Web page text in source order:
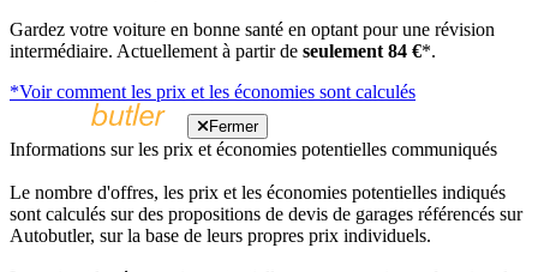
Gardez votre voiture en bonne santé en optant pour une révision
intermédiaire. Actuellement à partir de seulement 84 €*.
*Voir comment les prix et les économies sont calculés
Fermer
Informations sur les prix et économies potentielles communiqués
Le nombre d'offres, les prix et les économies potentielles indiqués
sont calculés sur des propositions de devis de garages référencés sur
Autobutler, sur la base de leurs propres prix individuels.